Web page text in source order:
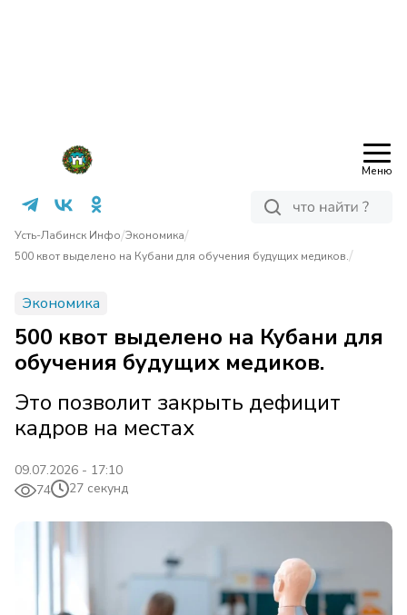
Меню
Усть-Лабинск Инфо/Экономика/
500 квот выделено на Кубани для обучения будущих медиков./
Экономика
500 квот выделено на Кубани для
обучения будущих медиков.
Это позволит закрыть дефицит
кадров на местах
09.07.2026 - 17:10
74
27 секунд